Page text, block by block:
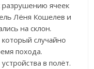
разрушению ячеек
Лёня Кошелев и
на склон.
случайно
похода.
в полёт.